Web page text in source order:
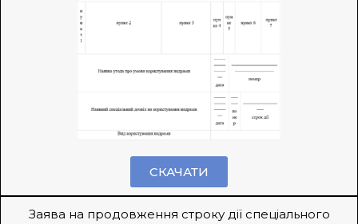
СКАЧАТИ
Заява на продовження строку дії спеціального